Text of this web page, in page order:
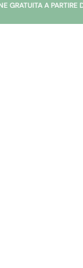
DA 49€